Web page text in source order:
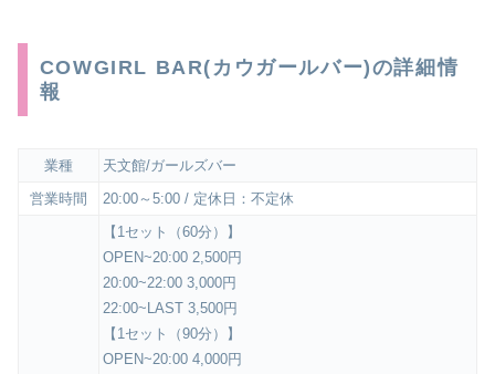
COWGIRL BAR(カウガールバー)の詳細情
報
業種
天文館/ガールズバー
営業時間
20:00～5:00 / 定休日：不定休
【1セット（60分）】
OPEN~20:00 2,500円
20:00~22:00 3,000円
22:00~LAST 3,500円
【1セット（90分）】
OPEN~20:00 4,000円